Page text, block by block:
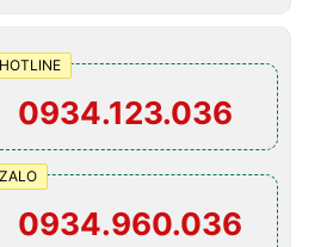
HOTLINE
0934.123.036
ZALO
0934.960.036